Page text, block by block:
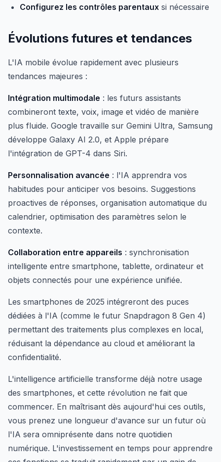
Configurez les contrôles parentaux si nécessaire
Évolutions futures et tendances
L'IA mobile évolue rapidement avec plusieurs
tendances majeures :
Intégration multimodale : les futurs assistants
combineront texte, voix, image et vidéo de manière
plus fluide. Google travaille sur Gemini Ultra, Samsung
développe Galaxy AI 2.0, et Apple prépare
l'intégration de GPT-4 dans Siri.
Personnalisation avancée : l'IA apprendra vos
habitudes pour anticiper vos besoins. Suggestions
proactives de réponses, organisation automatique du
calendrier, optimisation des paramètres selon le
contexte.
Collaboration entre appareils : synchronisation
intelligente entre smartphone, tablette, ordinateur et
objets connectés pour une expérience unifiée.
Les smartphones de 2025 intégreront des puces
dédiées à l'IA (comme le futur Snapdragon 8 Gen 4)
permettant des traitements plus complexes en local,
réduisant la dépendance au cloud et améliorant la
confidentialité.
L'intelligence artificielle transforme déjà notre usage
des smartphones, et cette révolution ne fait que
commencer. En maîtrisant dès aujourd'hui ces outils,
vous prenez une longueur d'avance sur un futur où
l'IA sera omniprésente dans notre quotidien
numérique. L'investissement en temps pour apprendre